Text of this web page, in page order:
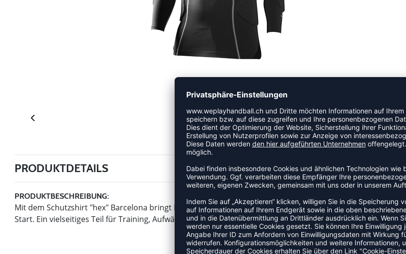
PRODUKTDETAILS
PRODUKTBESCHREIBUNG:
Mit dem Schutzshirt "hex" Barcelona bringt Mc David einen Artikel der Kategorie Kompressionsshirt an den
Start. Ein vielseitiges Teil für Training, Aufwärmen oder den Alltag im Verein.